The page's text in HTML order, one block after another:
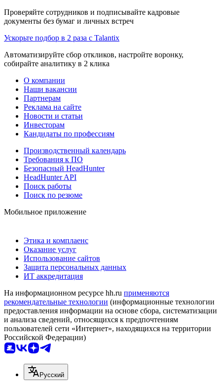
Проверяйте сотрудников и подписывайте кадровые
документы без бумаг и личных встреч
Ускорьте подбор в 2 раза с Talantix
Автоматизируйте сбор откликов, настройте воронку,
собирайте аналитику в 2 клика
О компании
Наши вакансии
Партнерам
Реклама на сайте
Новости и статьи
Инвесторам
Кандидаты по профессиям
Производственный календарь
Требования к ПО
Безопасный HeadHunter
HeadHunter API
Поиск работы
Поиск по резюме
Мобильное приложение
Этика и комплаенс
Оказание услуг
Использование сайтов
Защита персональных данных
ИТ аккредитация
На информационном ресурсе hh.ru применяются
рекомендательные технологии (информационные технологии
предоставления информации на основе сбора, систематизации
и анализа сведений, относящихся к предпочтениям
пользователей сети «Интернет», находящихся на территории
Российской Федерации)
Русский